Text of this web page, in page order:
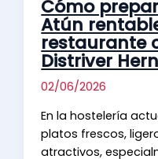
y
aumentar
el
valor
percibido
tu
restaurante
Cómo
Atún
restaurante
Distriver
02/06/2026
En la hostelería
platos frescos,
atractivos,